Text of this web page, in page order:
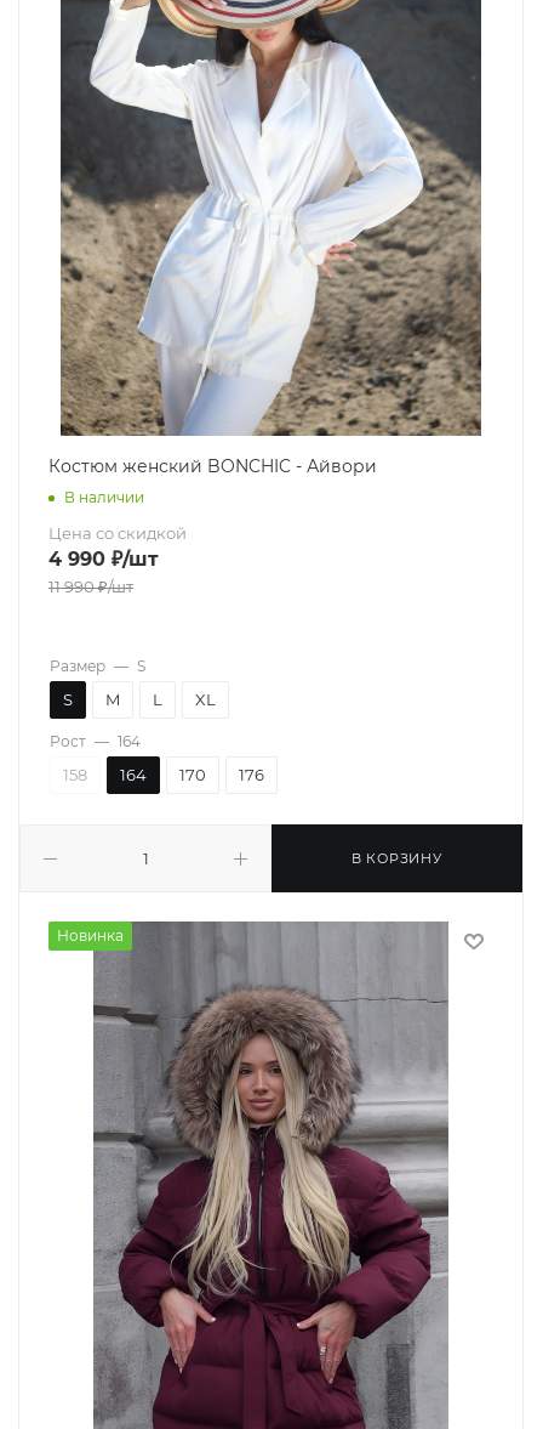
Костюм женский BONCHIC - Айвори
В наличии
Цена со скидкой
4 990 ₽/шт
11 990₽/шт
В КОРЗИНУ
Размер — S
S M L XL
Рост — 164
158 164 170 176
Новинка